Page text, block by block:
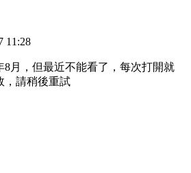
11:28
8月，但最近不能看了，每次打開就
，請稍後重試